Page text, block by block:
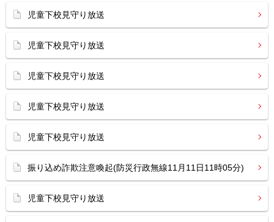
児童下校見守り放送
児童下校見守り放送
児童下校見守り放送
児童下校見守り放送
児童下校見守り放送
振り込め詐欺注意喚起(防災行政無線11月11日11時05分)
児童下校見守り放送